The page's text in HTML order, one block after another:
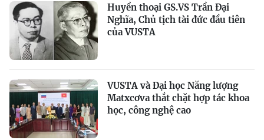
Huyền thoại GS.VS Trần Đại
Nghĩa, Chủ tịch tài đức đầu tiên
của VUSTA
VUSTA và Đại học Năng lượng
Matxcơva thắt chặt hợp tác khoa
học, công nghệ cao